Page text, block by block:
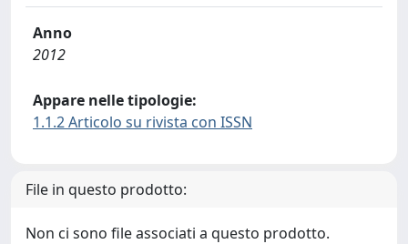
Anno
2012
Appare nelle tipologie:
1.1.2 Articolo su rivista con ISSN
File in questo prodotto:
Non ci sono file associati a questo prodotto.